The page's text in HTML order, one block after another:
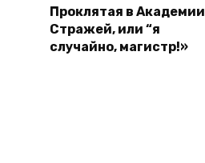
Проклятая в Академии
Стражей, или “я
случайно, магистр!»